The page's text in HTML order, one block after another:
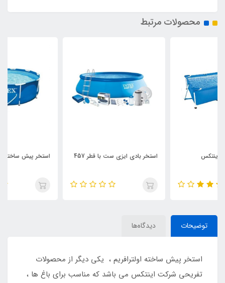
محصولات مرتبط
استخر بادی ایزی ست با قطر 457 استخر پیش ساخته با قطر 305
توضیحات دیدگاه‌ها
استخر پیش ساخته اولترافریم ، یکی دیگر از محصولات
تفریحی شرکت اینتکس می باشد که مناسب برای باغ ها ،